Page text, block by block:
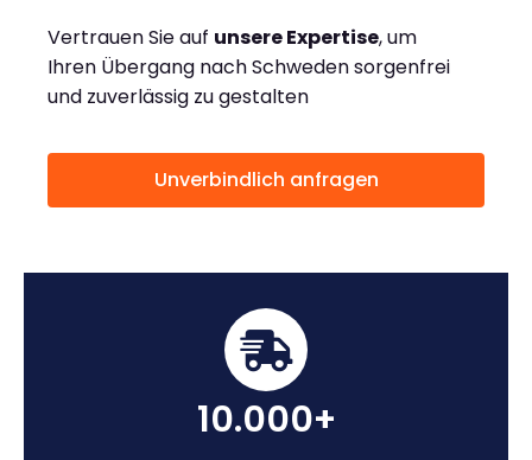
Vertrauen Sie auf unsere Expertise, um
Ihren Übergang nach Schweden sorgenfrei
und zuverlässig zu gestalten
Unverbindlich anfragen
10.000+